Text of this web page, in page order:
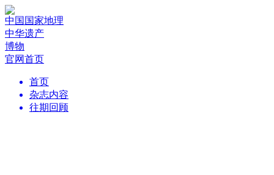
中国国家地理
中华遗产
博物
官网首页
首页
杂志内容
往期回顾